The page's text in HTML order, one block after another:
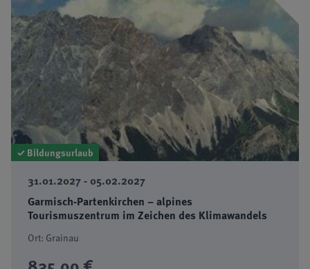
✓ Bildungsurlaub
31.01.2027 - 05.02.2027
Garmisch-Partenkirchen – alpines
Tourismuszentrum im Zeichen des Klimawandels
Ort: Grainau